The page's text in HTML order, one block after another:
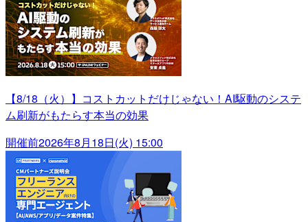
【8/18（火）】コストカットだけじゃない！AI駆動のシステ
ム刷新がもたらす本当の効果
開催前2026年8月18日(火) 15:00